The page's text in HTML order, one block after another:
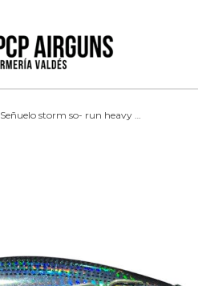
Señuelo storm so- run heavy minnow #tb, 110mm